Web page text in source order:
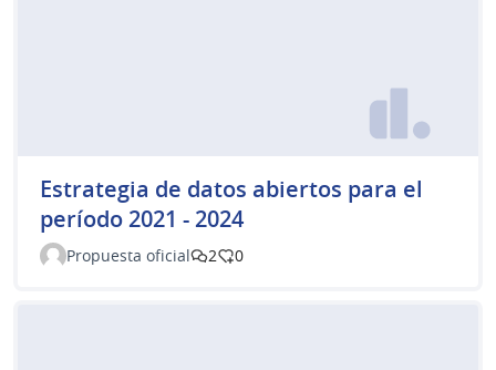
Estrategia de datos abiertos para el
período 2021 - 2024
Propuesta oficial 2 0